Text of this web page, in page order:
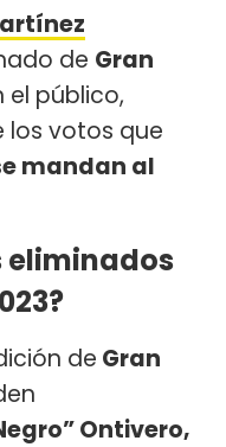
de Gran
el público,
los votos que
mandan al
eliminados
de Gran
Ontivero,